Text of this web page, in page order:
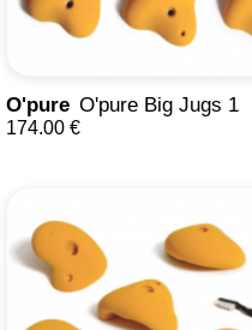
O'pure O'pure Big Jugs 1
174.00 €